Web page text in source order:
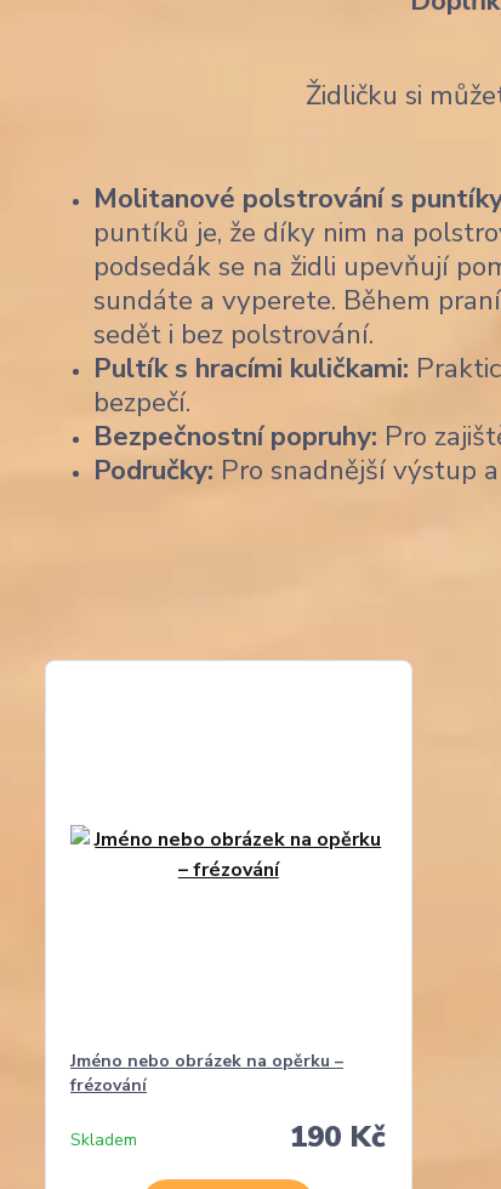
Židličku si
Molitanové polstrování s
puntíků je, že díky nim na
podsedák se na židli upevňují
sundáte a vyperete. Během
sedět i bez polstrování.
Pultík s hracími kuličkami:
bezpečí.
Bezpečnostní popruhy: Pro
Područky: Pro snadnější výstup
Jméno nebo obrázek na opěrku –
frézování
190 Kč
Skladem